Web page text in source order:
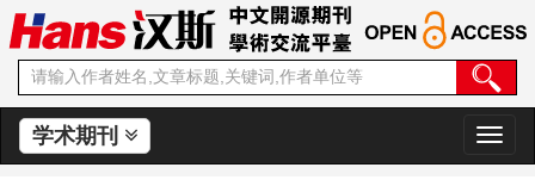
学术期刊
切
换